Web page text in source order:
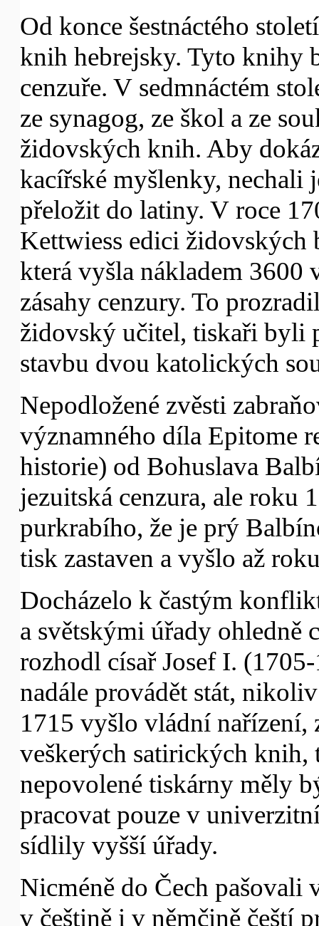
Od konce šestnáctého
knih hebrejsky. Tyto knihy
cenzuře. V sedmnáctém
ze synagog, ze škol a ze
židovských knih. Aby
kacířské myšlenky, nechali
přeložit do latiny. V roce
Kettwiess edici židovských
která vyšla nákladem
zásahy cenzury. To
židovský učitel, tiskaři byli
stavbu dvou katolických
Nepodložené zvěsti
významného díla Epitome
historie) od Bohuslava
jezuitská cenzura, ale roku
purkrabího, že je prý
tisk zastaven a vyšlo až
Docházelo k častým
a světskými úřady ohledně
rozhodl císař Josef I.
nadále provádět stát,
1715 vyšlo vládní nařízení,
veškerých satirických
nepovolené tiskárny měly
pracovat pouze v
sídlily vyšší úřady.
Nicméně do Čech pašovali
v češtině i v němčině čeští